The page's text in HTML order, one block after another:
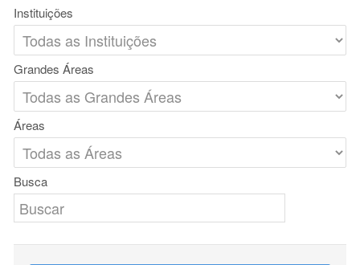
Instituições
Grandes Áreas
Áreas
Busca